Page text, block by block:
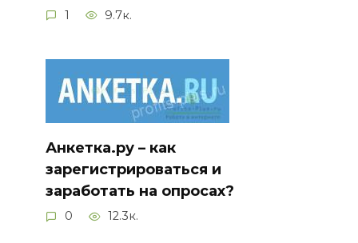
1 9.7к.
Анкетка.ру – как
зарегистрироваться и
заработать на опросах?
0 12.3к.